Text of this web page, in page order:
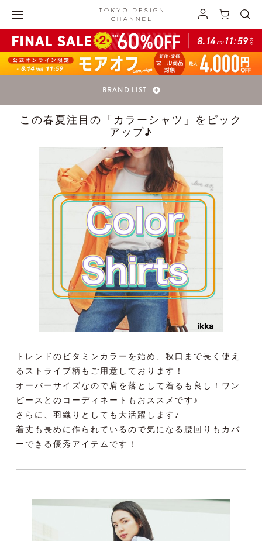
BRAND LIST
この春夏注目の「カラーシャツ」をピック
アップ♪
トレンドのビタミンカラーを始め、秋口まで長く使え
るストライプ柄もご用意しております！
オーバーサイズなので肩を落として着るも良し！ワン
ピースとのコーディネートもおススメです♪
さらに、羽織りとしても大活躍します♪
着丈も長めに作られているので気になる腰回りもカバ
ーできる優秀アイテムです！